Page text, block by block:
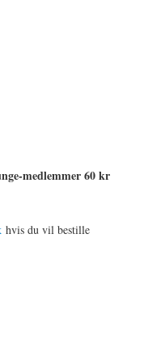
medlemmer 60 kr
hvis du vil bestille